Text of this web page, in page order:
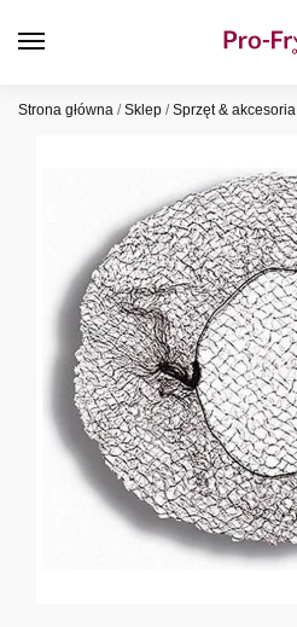
Strona główna /Sklep /Sprzęt & akcesoria